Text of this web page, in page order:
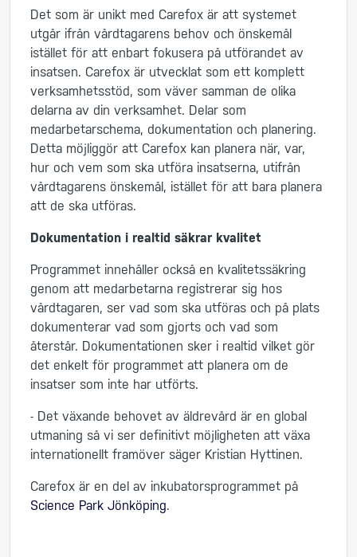
Det som är unikt med Carefox är att systemet
utgår ifrån vårdtagarens behov och önskemål
istället för att enbart fokusera på utförandet av
insatsen. Carefox är utvecklat som ett komplett
verksamhetsstöd, som väver samman de olika
delarna av din verksamhet. Delar som
medarbetarschema, dokumentation och planering.
Detta möjliggör att Carefox kan planera när, var,
hur och vem som ska utföra insatserna, utifrån
vårdtagarens önskemål, istället för att bara planera
att de ska utföras.
Dokumentation i realtid säkrar kvalitet
Programmet innehåller också en kvalitetssäkring
genom att medarbetarna registrerar sig hos
vårdtagaren, ser vad som ska utföras och på plats
dokumenterar vad som gjorts och vad som
återstår. Dokumentationen sker i realtid vilket gör
det enkelt för programmet att planera om de
insatser som inte har utförts.
- Det växande behovet av äldrevård är en global
utmaning så vi ser definitivt möjligheten att växa
internationellt framöver säger Kristian Hyttinen.
Carefox är en del av inkubatorsprogrammet på
Science Park Jönköping.